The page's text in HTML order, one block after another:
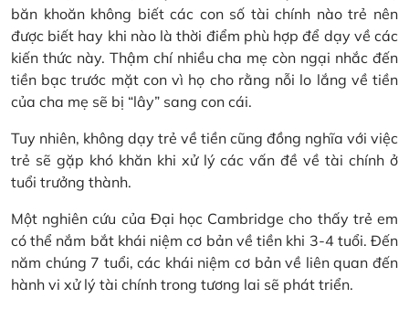
băn khoăn không biết các con số tài chính nào trẻ nên
được biết hay khi nào là thời điểm phù hợp để dạy về các
kiến thức này. Thậm chí nhiều cha mẹ còn ngại nhắc đến
tiền bạc trước mặt con vì họ cho rằng nỗi lo lắng về tiền
của cha mẹ sẽ bị “lây” sang con cái.
Tuy nhiên, không dạy trẻ về tiền cũng đồng nghĩa với việc
trẻ sẽ gặp khó khăn khi xử lý các vấn đề về tài chính ở
tuổi trưởng thành.
Một nghiên cứu của Đại học Cambridge cho thấy trẻ em
có thể nắm bắt khái niệm cơ bản về tiền khi 3-4 tuổi. Đến
năm chúng 7 tuổi, các khái niệm cơ bản về liên quan đến
hành vi xử lý tài chính trong tương lai sẽ phát triển.